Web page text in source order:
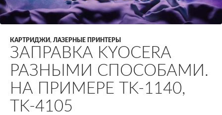
КАРТРИДЖИ, ЛАЗЕРНЫЕ ПРИНТЕРЫ
ЗАПРАВКА KYOCERA
РАЗНЫМИ СПОСОБАМИ.
НА ПРИМЕРЕ TK-1140,
TK-4105